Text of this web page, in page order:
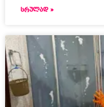
ᲡᲠᲣᲚᲐᲓ »